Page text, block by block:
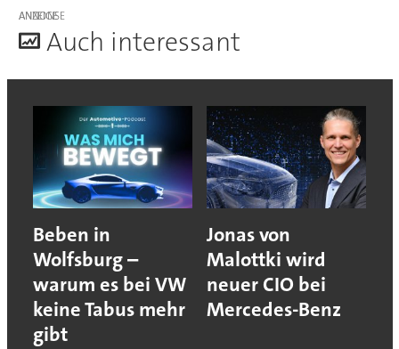
ANZEIGE
Auch interessant
Beben in
Wolfsburg –
warum es bei VW
keine Tabus mehr
gibt
Jonas von
Malottki wird
neuer CIO bei
Mercedes-Benz